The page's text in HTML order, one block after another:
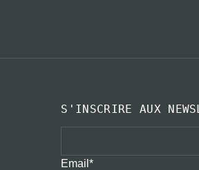
S'INSCRIRE AUX
Email*